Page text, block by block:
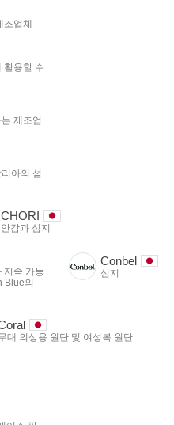
업체
활용할 수
제조업
아의 섬
CHORI
안감과 심지
지속 가능
Blue의
Conbel
심지
대 의상용 원단 및 여성복 원단